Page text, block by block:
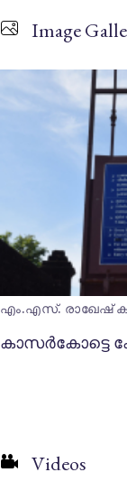
Image
എം.എസ്. രാഖേഷ്
കാസര്‍കോട്ടെ
Videos